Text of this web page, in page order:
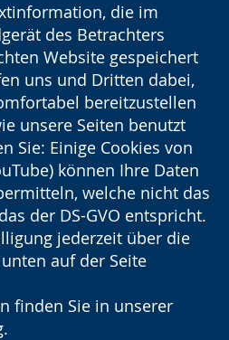
die im
des Betrachters
Website gespeichert
uns und Dritten dabei,
bereitzustellen
unsere Seiten benutzt
Sie: Einige Cookies von
können Ihre Daten
welche nicht das
der DS-GVO entspricht.
jederzeit über die
auf der Seite
finden Sie in unserer
.